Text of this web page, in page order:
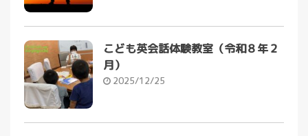
こども英会話体験教室（令和８年２
月）
2025/12/25